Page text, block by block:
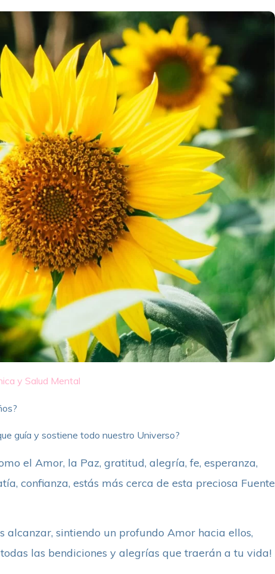
y Salud Mental
guía y sostiene todo nuestro Universo?
el Amor, la Paz, gratitud, alegría, fe, esperanza,
confianza, estás más cerca de esta preciosa Fuente
alcanzar, sintiendo un profundo Amor hacia ellos,
las bendiciones y alegrías que traerán a tu vida!